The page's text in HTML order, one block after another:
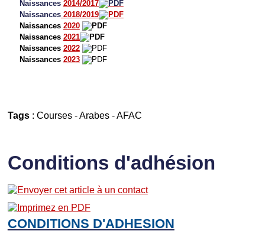
Naissances 2014/2017
Naissances2018/2019
Naissances 2020
Naissances 2021
Naissances 2022
Naissances 2023
Tags: Courses-Arabes-AFAC
Conditions d'adhésion
CONDITIONS D'ADHESION